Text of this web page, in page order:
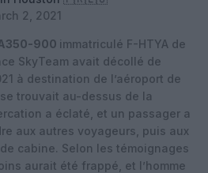
2, 2021
900 immatriculé F-HTYA de
SkyTeam avait décollé de
à destination de l’aéroport de
se trouvait au-dessus de la
a éclaté, et un passager a
aux autres voyageurs, puis aux
cabine. Selon les témoignages
aurait été frappé, et l’homme